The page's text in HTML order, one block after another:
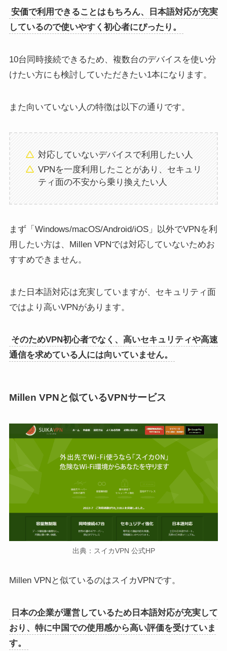
安価で利用できることはもちろん、日本語対応が充実
しているので使いやすく初心者にぴったり。
10台同時接続できるため、複数台のデバイスを使い分
けたい方にも検討していただきたい1本になります。
また向いていない人の特徴は以下の通りです。
対応していないデバイスで利用したい人
VPNを一度利用したことがあり、セキュリ
ティ面の不安から乗り換えたい人
まず「Windows/macOS/Android/iOS」以外でVPNを利
用したい方は、Millen VPNでは対応していないためお
すすめできません。
また日本語対応は充実していますが、セキュリティ面
ではより高いVPNがあります。
そのためVPN初心者でなく、高いセキュリティや高速
通信を求めている人には向いていません。
Millen VPNと似ているVPNサービス
出典：スイカVPN 公式HP
Millen VPNと似ているのはスイカVPNです。
日本の企業が運営しているため日本語対応が充実して
おり、特に中国での使用感から高い評価を受けていま
す。